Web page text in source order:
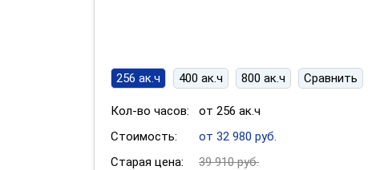
256 ак.ч 400 ак.ч 800 ак.ч Сравнить
Кол-во часов:
от 256 ак.ч
Стоимость:
от 32 980 руб.
Старая цена:
39 910 руб.